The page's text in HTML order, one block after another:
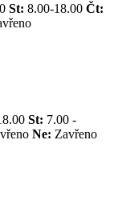
St: 8.00-18.00 Čt:
St: 7.00 -
Ne: Zavřeno